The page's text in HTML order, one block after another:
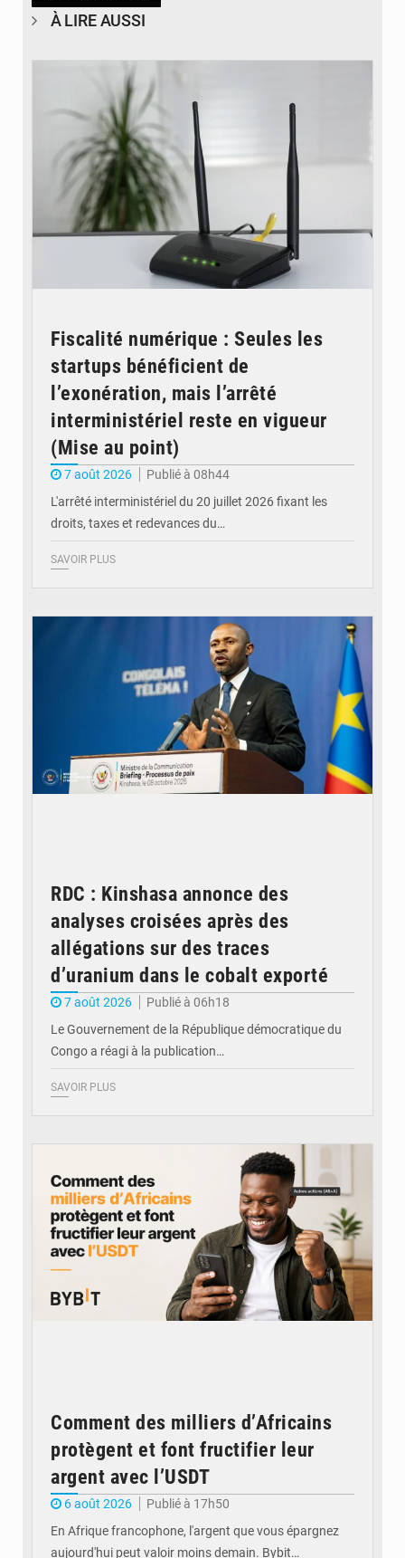
À LIRE AUSSI
Fiscalité numérique : Seules les
startups bénéficient de
l’exonération, mais l’arrêté
interministériel reste en vigueur
(Mise au point)
7 août 2026
Publié à 08h44
L'arrêté interministériel du 20 juillet 2026 fixant les
droits, taxes et redevances du…
SAVOIR PLUS
RDC : Kinshasa annonce des
analyses croisées après des
allégations sur des traces
d’uranium dans le cobalt exporté
7 août 2026
Publié à 06h18
Le Gouvernement de la République démocratique du
Congo a réagi à la publication…
SAVOIR PLUS
Comment des milliers d’Africains
protègent et font fructifier leur
argent avec l’USDT
6 août 2026
Publié à 17h50
En Afrique francophone, l'argent que vous épargnez
aujourd'hui peut valoir moins demain. Bybit…